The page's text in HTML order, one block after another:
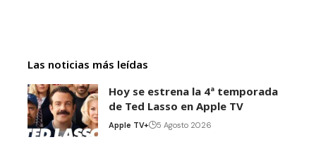
Las noticias más leídas
Hoy se estrena la 4ª temporada
de Ted Lasso en Apple TV
Apple TV+ 5 Agosto 2026